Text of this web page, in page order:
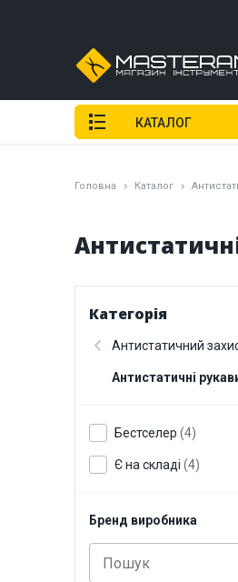
Головна Каталог
Категорія
Антистатичний
Антистатичні
Бестселер (4)
Є на складі (4)
Бренд виробника
КАТАЛОГ